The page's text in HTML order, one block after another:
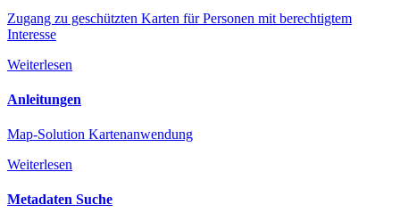
Zugang zu geschützten Karten für Personen mit berechtigtem
Interesse
Weiterlesen
Anleitungen
Map-Solution Kartenanwendung
Weiterlesen
Metadaten Suche